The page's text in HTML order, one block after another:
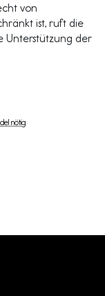
von
ist, ruft die
Unterstützung der
nötig